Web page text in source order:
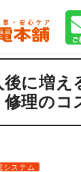
後に増え
理のコ
システム